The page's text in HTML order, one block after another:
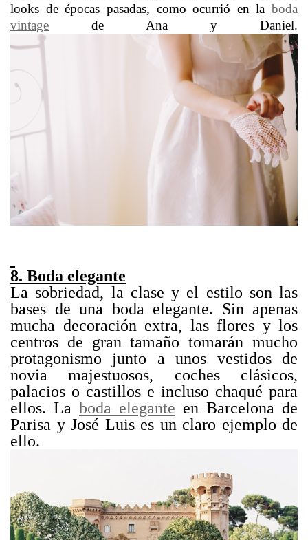
looks de épocas pasadas, como ocurrió en la boda
vintage de Ana y Daniel.
8. Boda elegante
La sobriedad, la clase y el estilo son las
bases de una boda elegante. Sin apenas
mucha decoración extra, las flores y los
centros de gran tamaño tomarán mucho
protagonismo junto a unos vestidos de
novia majestuosos, coches clásicos,
palacios o castillos e incluso chaqué para
ellos. La boda elegante en Barcelona de
Parisa y José Luis es un claro ejemplo de
ello.